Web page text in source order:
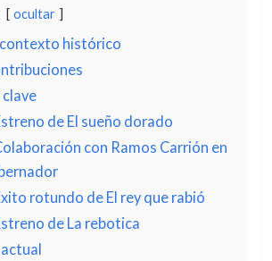
ocultar
histórico
de El sueño dorado
con Ramos Carrión en
rotundo de El rey que rabió
de La rebotica